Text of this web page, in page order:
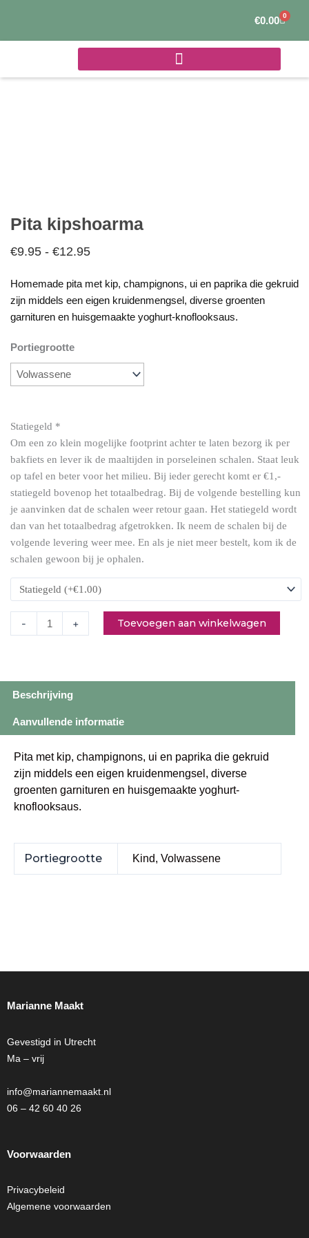
de
€0.00 0
Pita kipshoarma
€9.95 - €12.95Prijsklasse:
tot
€12.95
Homemade pita met kip, champignons, ui en paprika die gekruid
zijn middels een eigen kruidenmengsel, diverse groenten
garnituren en huisgemaakte yoghurt-knoflooksaus.
Portiegrootte
Statiegeld *
Om een zo klein mogelijke footprint achter te laten bezorg ik per
bakfiets en lever ik de maaltijden in porseleinen schalen. Staat leuk
op tafel en beter voor het milieu. Bij ieder gerecht komt er €1,-
statiegeld bovenop het totaalbedrag. Bij de volgende bestelling kun
je aanvinken dat de schalen weer retour gaan. Het statiegeld wordt
dan van het totaalbedrag afgetrokken. Ik neem de schalen bij de
volgende levering weer mee. En als je niet meer bestelt, kom ik de
schalen gewoon bij je ophalen.
-
Pita
kipshoarma
+ Toevoegen aan winkelwagen
Beschrijving
Aanvullende informatie
Pita met kip, champignons, ui en paprika die gekruid
zijn middels een eigen kruidenmengsel, diverse
groenten garnituren en huisgemaakte yoghurt-
knoflooksaus.
Portiegrootte Kind, Volwassene
Marianne Maakt
Gevestigd in Utrecht
Ma – vrij
info@mariannemaakt.nl
06 – 42 60 40 26
Voorwaarden
Privacybeleid
Algemene voorwaarden